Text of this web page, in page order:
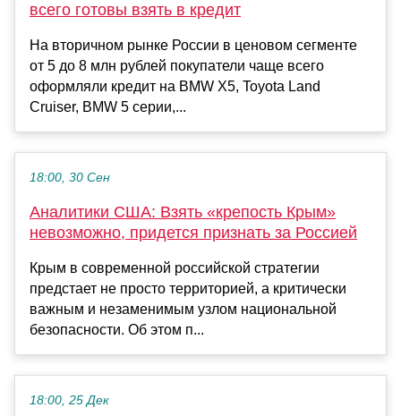
всего готовы взять в кредит
На вторичном рынке России в ценовом сегменте
от 5 до 8 млн рублей покупатели чаще всего
оформляли кредит на BMW X5, Toyota Land
Cruiser, BMW 5 серии,...
18:00, 30 Сен
Аналитики США: Взять «крепость Крым»
невозможно, придется признать за Россией
Крым в современной российской стратегии
предстает не просто территорией, а критически
важным и незаменимым узлом национальной
безопасности. Об этом п...
18:00, 25 Дек